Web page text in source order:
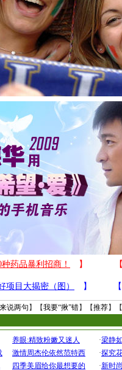
说两句 】【我要“揪”错】【推荐】